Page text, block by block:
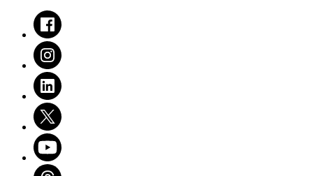
Facebook
Instagram
LinkedIn
Twitter
Youtube
Threads